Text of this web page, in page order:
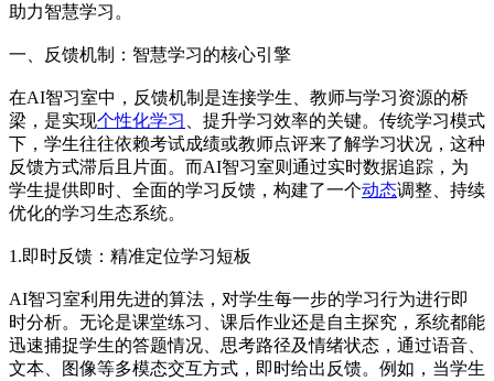
助力智慧学习。
一、反馈机制：智慧学习的核心引擎
在AI智习室中，反馈机制是连接学生、教师与学习资源的桥
梁，是实现个性化学习
、提升学习效率的关键。传统学习模式
下，学生往往依赖考试成绩或教师点评来了解学习状况，这种
反馈方式滞后且片面。而AI智习室则通过实时数据追踪，为
学生提供即时、全面的学习反馈，构建了一个动态调整、持续
优化的学习生态系统。
1.即时反馈：精准定位学习短板
AI智习室利用先进的算法，对学生每一步的学习行为进行即
时分析。无论是课堂练习、课后作业还是自主探究，系统都能
迅速捕捉学生的答题情况、思考路径及情绪状态，通过语音、
文本、图像等多模态交互方式，即时给出反馈。例如，当学生